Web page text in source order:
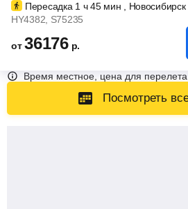
Пересадка 1 ч45 мин , Новосибирск
HY4382 , S75235
от36176 р.
Время местное, цена для
Посмотреть